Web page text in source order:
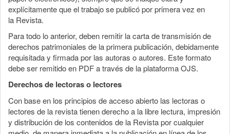
explícitamente que el trabajo se publicó por primera vez en
la Revista.
Para todo lo anterior, deben remitir la carta de transmisión de
derechos patrimoniales de la primera publicación, debidamente
requisitada y firmada por las autoras o autores. Este formato
debe ser remitido en PDF a través de la plataforma OJS.
Derechos de lectoras o lectores
Con base en los principios de acceso abierto las lectoras o
lectores de la revista tienen derecho a la libre lectura, impresión
y distribución de los contenidos de la Revista por cualquier